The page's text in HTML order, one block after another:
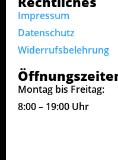
Impressum
Datenschutz
Widerrufsbelehrung
Montag bis Freitag:
8:00 – 19:00 Uhr